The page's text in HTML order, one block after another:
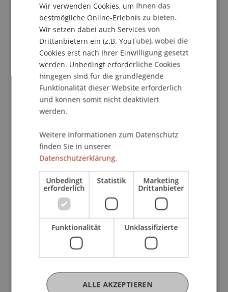
Unsere Masterstudiengänge
• Master Architektur
• Master Entrepreneurship, Innovation und
Leadership
• Master Innovative Finance
• Master Wirtschaftsinformatik
Was dich erwartet
• Persönliche Beratung durch die
• Detaillierte Einblicke in Inhalte,
Spezialisierungen und Studienstruktur
• Austausch mit Studierenden über Projekte,
Praxisbezug und Studienalltag
• Informationen zu Karriereperspektiven und
internationalen Möglichkeiten
• Tipps zu Bewerbung und Aufnahmeverfahren
• Unterstützung zur Portfoliomappe (Architektur)
• Infos zu Ausland, Wohnen und Campusleben
• Campus Tour
Hier bekommst du keine allgemeinen
Broschüren-Antworten, sondern konkrete
Wir verwenden Cookies, um Ihnen das
bestmögliche Online-Erlebnis zu bieten.
Wir setzen dabei auch Services von
Drittanbietern ein (z.B. YouTube), wobei die
Cookies erst nach Ihrer Einwilligung gesetzt
werden. Unbedingt erforderliche Cookies
hingegen sind für die grundlegende
Funktionalität dieser Website erforderlich
und können somit nicht deaktiviert
werden.
Weitere Informationen zum Datenschutz
finden Sie in unserer
Datenschutzerklärung.
Unbedingt
erforderlich
Statistik Marketing
Drittanbieter
Funktionalität Unklassifizierte
ALLE AKZEPTIEREN